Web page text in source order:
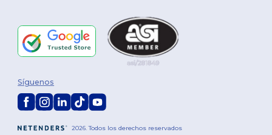
2026. Todos los derechos reservados
Síguenos